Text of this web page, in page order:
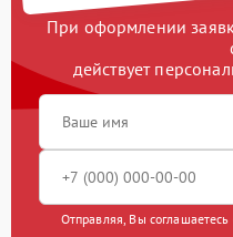
При оформлении
действует
Отправляя, Вы соглашаетесь